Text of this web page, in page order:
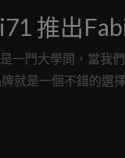
推出
一門大學問，當我
就是一個不錯的選